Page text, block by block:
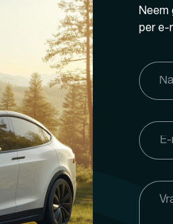
per e-